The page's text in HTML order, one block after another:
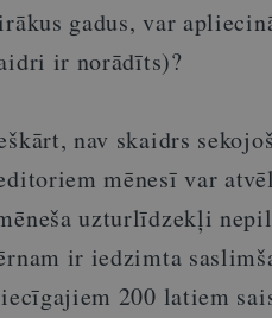
gadus, var
ir norādīts)?
nav skaidrs
mēnesī var
uzturlīdzekļi
ir iedzimta
200 latiem